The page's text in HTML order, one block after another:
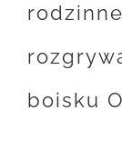
boisku